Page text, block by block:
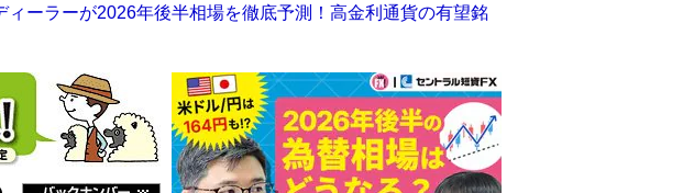
ーラーが2026年後半相場を徹底予測！高金利通貨の有望銘